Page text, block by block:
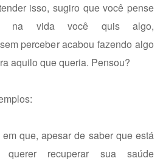
isso, sugiro que você pense
na vida você quis algo,
perceber acabou fazendo algo
aquilo que queria. Pensou?
que, apesar de saber que está
recuperar sua saúde